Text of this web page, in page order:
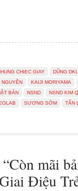
CHIEC GIAY
DŨNG
NGUYÊN
KAIJI MORIYAMA
BẢN NSND
NSND KIM
SƯƠNG SỚM
TẤN
mãi
Điệu